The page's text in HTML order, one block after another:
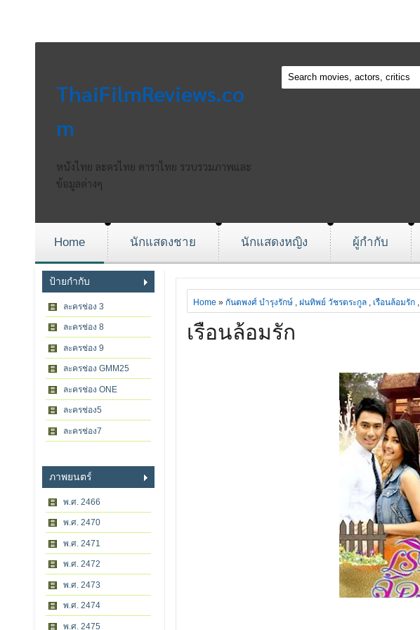
ThaiFilmReviews.co
m
หนังไทย ละครไทย ดาราไทย รวบรวมภาพและ
ข้อมูลต่างๆ
Home นักแสดงชาย นักแสดงหญิง ผู้กำกับ
ป้ายกำกับ
ละครช่อง 3
ละครช่อง 8
ละครช่อง 9
ละครช่อง GMM25
ละครช่อง ONE
ละครช่อง5
ละครช่อง7
ภาพยนตร์
พ.ศ. 2466
พ.ศ. 2470
พ.ศ. 2471
พ.ศ. 2472
พ.ศ. 2473
พ.ศ. 2474
พ.ศ. 2475
Home » กันตพงศ์ บำรุงรักษ์, ฝนทิพย์ วัชรตระกูล, เรือนล้อมรัก,
เรือนล้อมรัก